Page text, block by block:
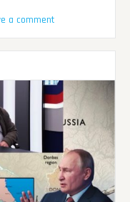
a comment